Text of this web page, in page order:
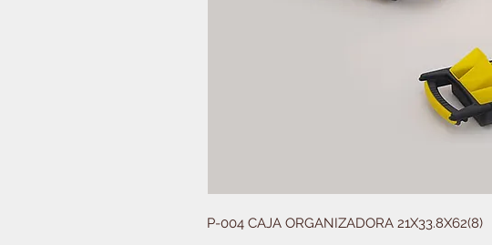
P-004 CAJA ORGANIZADORA 21X33.8X62(8)